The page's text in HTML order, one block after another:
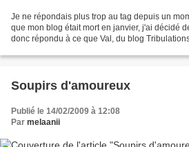
Je ne répondais plus trop au tag depuis un
que mon blog était mort en janvier, j'ai décidé
donc répondu à ce que Val, du blog
Soupirs d'amoureux
Publié le 14/02/2009 à 12:08
Par melaanii